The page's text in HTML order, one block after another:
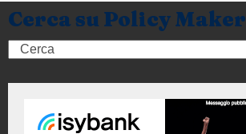
Cerca su Policy Maker
Search